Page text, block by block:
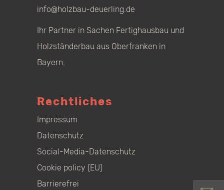
info@holzbau-deuerling.de
Ihr Partner in Sachen Fertighausbau und
Holzständerbau aus Oberfranken in
Bayern.
Rechtliches
Impressum
Datenschutz
Social-Media-Datenschutz
Cookie policy (EU)
Barrierefrei